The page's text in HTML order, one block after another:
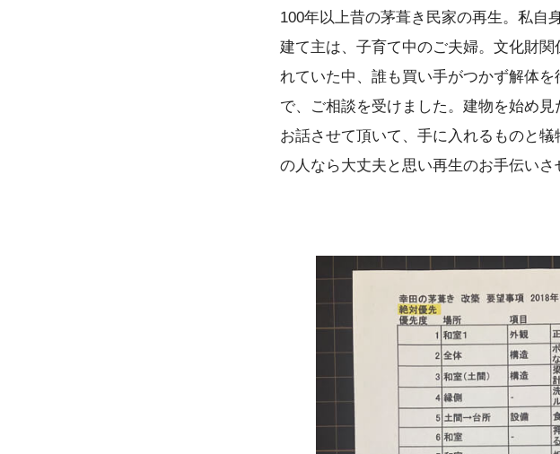
100年以上昔の茅葺き民家の再生。私自
建て主は、子育て中のご夫婦。文化財
れていた中、誰も買い手がつかず解体
で、ご相談を受けました。建物を始め
お話させて頂いて、手に入れるものと
の人なら大丈夫と思い再生のお手伝いさ